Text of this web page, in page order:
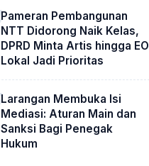
Pameran Pembangunan
NTT Didorong Naik Kelas,
DPRD Minta Artis hingga EO
Lokal Jadi Prioritas
Larangan Membuka Isi
Mediasi: Aturan Main dan
Sanksi Bagi Penegak
Hukum